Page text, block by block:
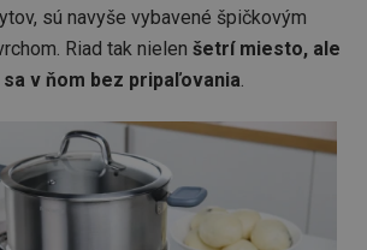
sú navyše vybavené špičkovým
Riad tak nielen šetrí miesto, ale
v ňom bez pripaľovania.
www.tescoma.sk 1 rok